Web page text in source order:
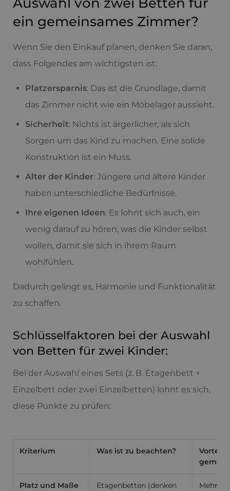
ein gemeinsames Zimmer?
Wenn Sie den Einkauf planen, denken Sie daran,
dass Folgendes am wichtigsten ist:
Platzersparnis: Das ist die Grundlage, damit
das Zimmer nicht wie ein Möbelager aussieht.
Sicherheit: Nichts ist ärgerlicher, als sich
Sorgen um das Kind zu machen. Eine solide
Konstruktion ist ein Muss.
Alter der Kinder: Jüngere und ältere Kinder
haben unterschiedliche Bedürfnisse.
Ihre eigenen Ideen: Es lohnt sich auch, ein
wenig darauf zu hören, was die Kinder selbst
wollen, damit sie sich in ihrem Raum
wohlfühlen.
Dadurch gelingt es, Harmonie und Funktionalität
zu schaffen.
Schlüsselfaktoren bei der Auswahl
von Betten für zwei Kinder:
Bei der Auswahl eines Sets (z. B. Etagenbett +
Einzelbett oder zwei Einzelbetten) lohnt es sich,
diese Punkte zu prüfen:
Kriterium Was ist zu beachten?
Vorteil
Platz und Maße
Etagenbetten (denken
Mehr